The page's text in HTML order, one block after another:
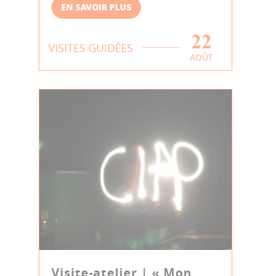
EN SAVOIR PLUS
VISITES GUIDÉES 22
AOÛT
Visite-atelier | « Mon